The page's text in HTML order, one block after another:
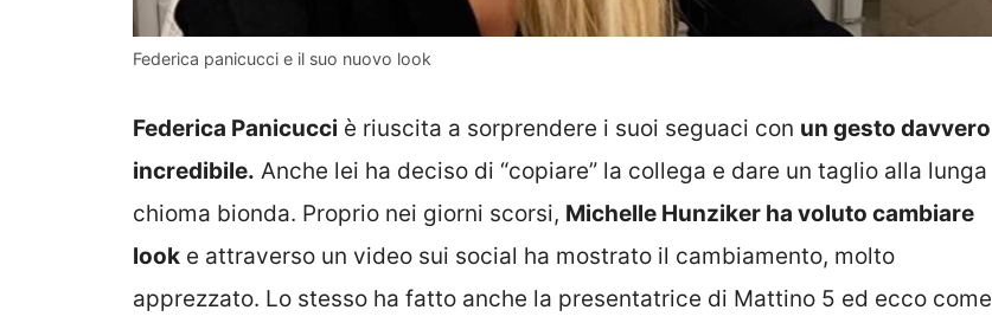
Federica panicucci e il suo nuovo look
Federica Panicucci è riuscita a sorprendere i suoi seguaci con un gesto davvero
incredibile. Anche lei ha deciso di “copiare” la collega e dare un taglio alla lunga
chioma bionda. Proprio nei giorni scorsi, Michelle Hunziker ha voluto cambiare
look e attraverso un video sui social ha mostrato il cambiamento, molto
apprezzato. Lo stesso ha fatto anche la presentatrice di Mattino 5 ed ecco come